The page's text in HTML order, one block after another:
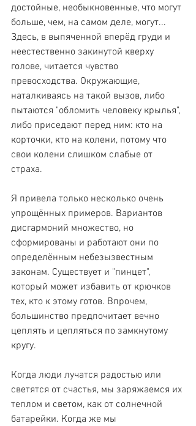
достойные, необыкновенные, что могут
больше, чем, на самом деле, могут...
Здесь, в выпяченной вперёд груди и
неестественно закинутой кверху
голове, читается чувство
превосходства. Окружающие,
наталкиваясь на такой вызов, либо
пытаются "обломить человеку крылья",
либо приседают перед ним: кто на
корточки, кто на колени, потому что
свои колени слишком слабые от
страха.
Я привела только несколько очень
упрощённых примеров. Вариантов
дисгармоний множество, но
сформированы и работают они по
определённым небезызвестным
законам. Существует и "пинцет",
который может избавить от крючков
тех, кто к этому готов. Впрочем,
большинство предпочитает вечно
цеплять и цепляться по замкнутому
кругу.
Когда люди лучатся радостью или
светятся от счастья, мы заряжаемся их
теплом и светом, как от солнечной
батарейки. Когда же мы